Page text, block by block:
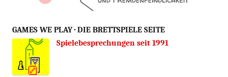
GAMES WE PLAY · DIE BRETTSPIELE SEITE
Spielebesprechungen seit 1991